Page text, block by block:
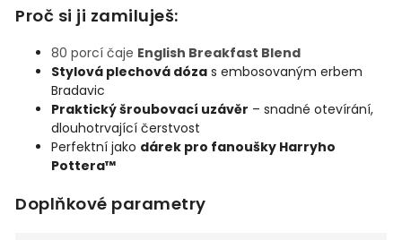
Proč si ji zamiluješ:
80 porcí čaje English Breakfast Blend
Stylová plechová dóza s embosovaným erbem
Bradavic
Praktický šroubovací uzávěr – snadné otevírání,
dlouhotrvající čerstvost
Perfektní jako dárek pro fanoušky Harryho
Pottera™
Doplňkové parametry